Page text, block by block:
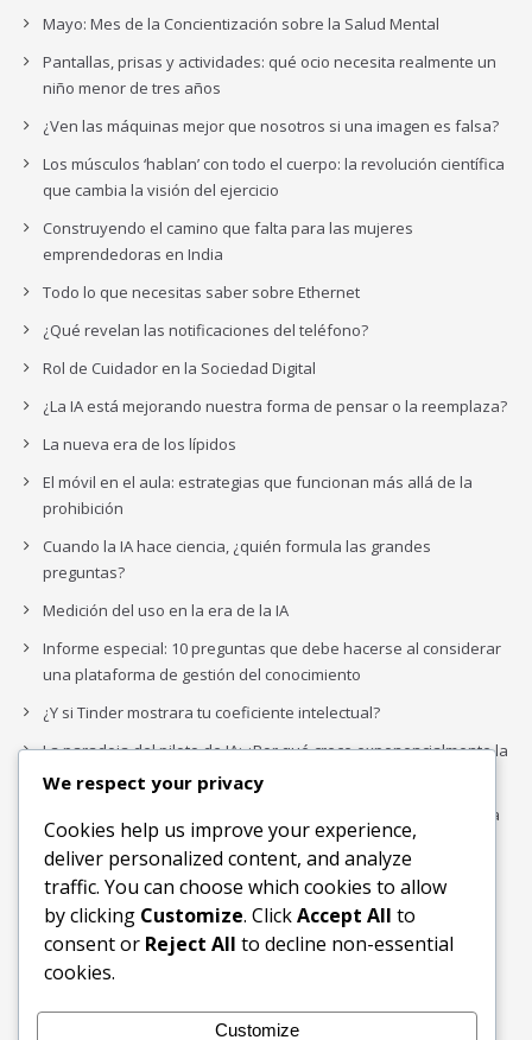
Mayo: Mes de la Concientización sobre la Salud Mental
Pantallas, prisas y actividades: qué ocio necesita realmente un
niño menor de tres años
¿Ven las máquinas mejor que nosotros si una imagen es falsa?
Los músculos ‘hablan’ con todo el cuerpo: la revolución científica
que cambia la visión del ejercicio
Construyendo el camino que falta para las mujeres
emprendedoras en India
Todo lo que necesitas saber sobre Ethernet
¿Qué revelan las notificaciones del teléfono?
Rol de Cuidador en la Sociedad Digital
¿La IA está mejorando nuestra forma de pensar o la reemplaza?
La nueva era de los lípidos
El móvil en el aula: estrategias que funcionan más allá de la
prohibición
Cuando la IA hace ciencia, ¿quién formula las grandes
preguntas?
Medición del uso en la era de la IA
Informe especial: 10 preguntas que debe hacerse al considerar
una plataforma de gestión del conocimiento
¿Y si Tinder mostrara tu coeficiente intelectual?
La paradoja del piloto de IA: ¿Por qué crece exponencialmente la
complejidad de la IA empresarial?
Los organigramas de marketing se crearon para los canales. La
IA acaba de dejarlos obsoletos.
Buscar
Buscar
We respect your privacy
Cookies help us improve your experience,
deliver personalized content, and analyze
traffic. You can choose which cookies to allow
by clicking Customize. ClickAccept All to
consent or Reject All to decline non-essential
cookies.
Customize